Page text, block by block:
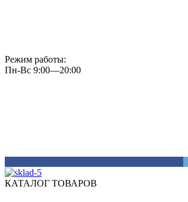
Режим работы:
Пн-Вс 9:00—20:00
КАТАЛОГ ТОВАРОВ